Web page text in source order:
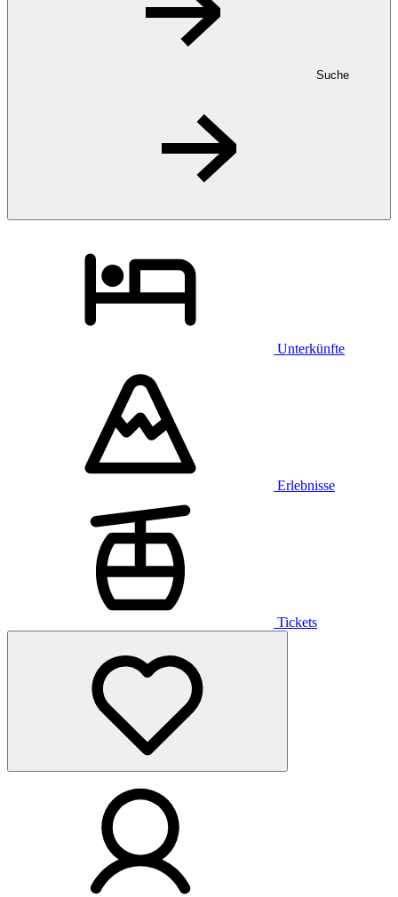
Suche
Unterkünfte
Erlebnisse
Tickets